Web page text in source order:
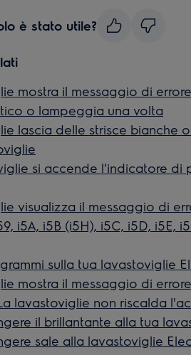
è stato utile?
mostra il messaggio di errore
o lampeggia una volta
lascia delle strisce bianche
si accende l'indicatore di
visualizza il messaggio di
i5A, i5B (i5H), i5C, i5D, i5E,
sulla tua lavastoviglie
mostra il messaggio di
lavastoviglie non riscalda
il brillantante alla tua
sale alla lavastoviglie